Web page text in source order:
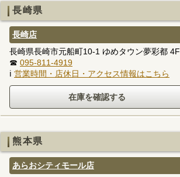
長崎県
長崎店
長崎県長崎市元船町10-1 ゆめタウン夢彩都 4F
☎ 095-811-4919
ℹ 営業時間・店休日・アクセス情報はこちら
熊本県
あらおシティモール店